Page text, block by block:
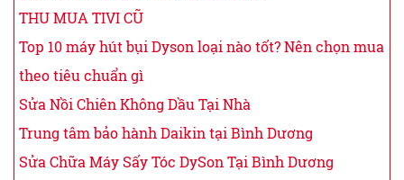
THU MUA TIVI CŨ
Top 10 máy hút bụi Dyson loại nào tốt? Nên chọn mua
theo tiêu chuẩn gì
Sửa Nồi Chiên Không Dầu Tại Nhà
Trung tâm bảo hành Daikin tại Bình Dương
Sửa Chữa Máy Sấy Tóc DySon Tại Bình Dương